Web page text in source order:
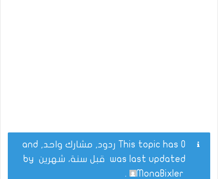
This topic has 0 ردود, مشارك واحد, and
was last updated قبل سنة، شهرين
MonaBixler
.